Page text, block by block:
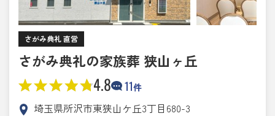
さがみ典礼 直営
さがみ典礼の家族葬 狭山ヶ丘
4.8 11件
埼玉県所沢市東狭山ケ丘3丁目680-3